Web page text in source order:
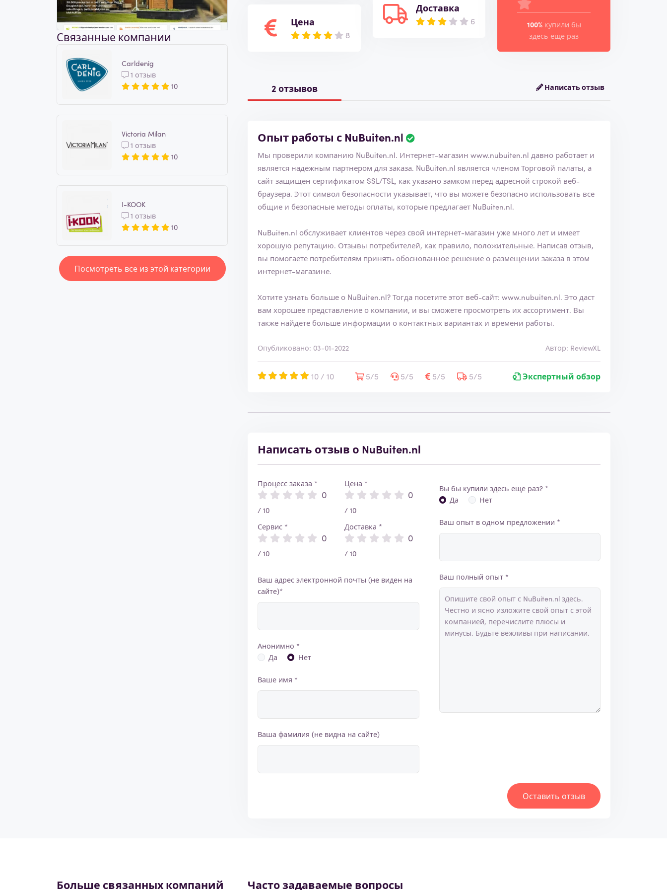
Связанные компании
Carldenig
1 отзыв
10
Victoria Milan
1 отзыв
10
I-KOOK
1 отзыв
10
Посмотреть все из этой категории
Цена
8
Доставка
6 100% купили бы
здесь еще раз
2 отзывов Написать отзыв
Опыт работы с NuBuiten.nl
Мы проверили компанию NuBuiten.nl. Интернет-магазинwww.nubuiten.nl давно работает и
является надежным партнером для заказа. NuBuiten.nl является членом Торговой палаты, а
сайт защищен сертификатом SSL/TSL, как указано замком перед адресной строкой веб-
браузера. Этот символ безопасности указывает, что вы можете безопасно использовать все
общие и безопасные методы оплаты, которые предлагает NuBuiten.nl.
NuBuiten.nl обслуживает клиентов через свой интернет-магазин уже много лет и имеет
хорошую репутацию. Отзывы потребителей, как правило, положительные. Написав отзыв,
вы помогаете потребителям принять обоснованное решение о размещении заказа в этом
интернет-магазине.
Хотите узнать больше о NuBuiten.nl? Тогда посетите этот веб-сайт:www.nubuiten.nl. Это даст
вам хорошее представление о компании, и вы сможете просмотреть их ассортимент. Вы
также найдете больше информации о контактных вариантах и времени работы.
Опубликовано: 03-01-2022 Автор: ReviewXL
10 / 10 5/5 5/5 5/5 5/5 Экспертный обзор
Написать отзыв о NuBuiten.nl
Процесс заказа *
0
/ 10
Сервис *
0
/ 10
Цена *
0
/ 10
Доставка *
0
/ 10
Ваш адрес электронной почты (не виден на
сайте)*
Анонимно *
Да
Нет
Ваше имя *
Ваша фамилия (не видна на сайте)
Вы бы купили здесь еще раз? *
Да
Нет
Ваш опыт в одном предложении *
Ваш полный опыт *
Оставить отзыв
Больше связанных компаний Часто задаваемые вопросы